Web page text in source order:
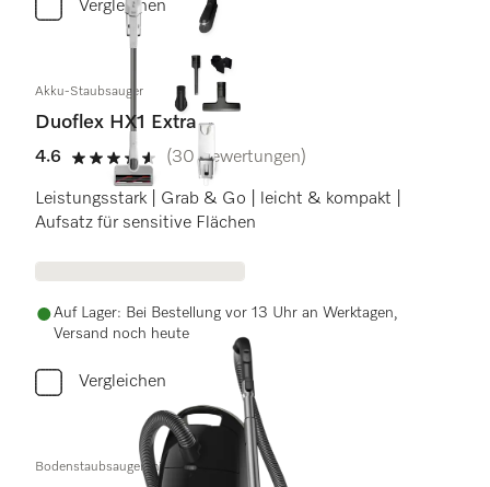
Vergleichen
Akku-Staubsauger
Duoflex HX1 Extra
4.6
4.6 Sterne von 5
(30 Bewertungen)
Leistungsstark | Grab & Go | leicht & kompakt |
Aufsatz für sensitive Flächen
Auf Lager: Bei Bestellung vor 13 Uhr an Werktagen,
Versand noch heute
Vergleichen
Bodenstaubsauger mit Beutel